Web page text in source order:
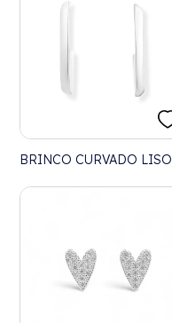
BRINCO CURVADO LISO